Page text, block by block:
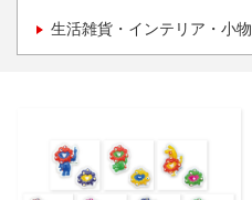
生活雑貨・インテリア・小物